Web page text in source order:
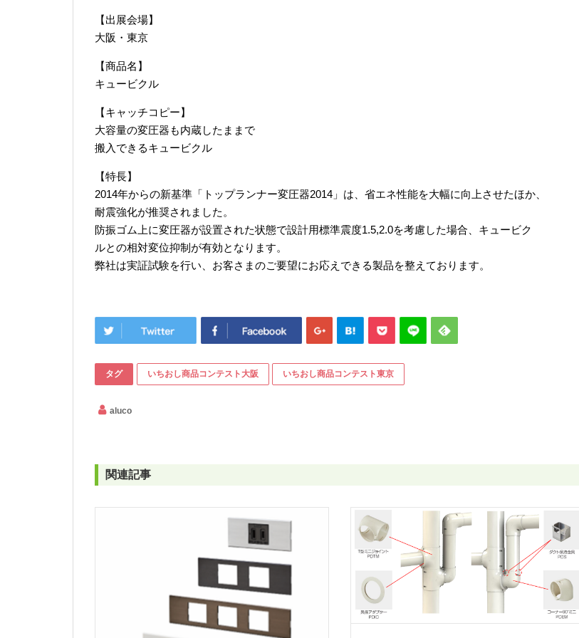
【出展会場】
大阪・東京
【商品名】
キュービクル
【キャッチコピー】
大容量の変圧器も内蔵したままで
搬入できるキュービクル
【特長】
2014年からの新基準「トップランナー変圧器2014」は、省エネ性能を大幅に向上させたほか、
耐震強化が推奨されました。
防振ゴム上に変圧器が設置された状態で設計用標準震度1.5,2.0を考慮した場合、キュービク
ルとの相対変位抑制が有効となります。
弊社は実証試験を行い、お客さまのご要望にお応えできる製品を整えております。
タグ いちおし商品コンテスト大阪 いちおし商品コンテスト東京
aluco
関連記事